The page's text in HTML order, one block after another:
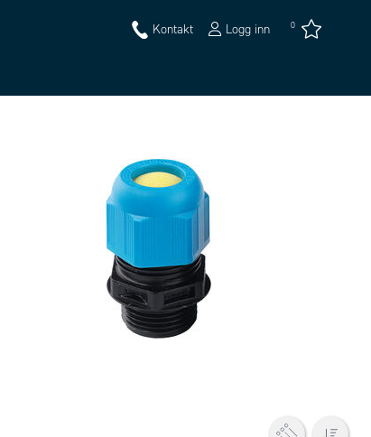
Kontakt Logg inn 0